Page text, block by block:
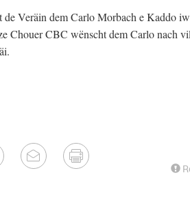
de Veräin dem Carlo Morbach e Kaddo
Chouer CBC wënscht dem Carlo nach